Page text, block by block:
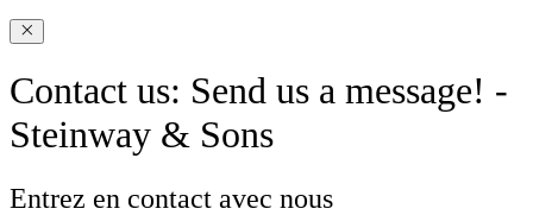
Contact us: Send us a message! -
Steinway & Sons
Entrez en contact avec nous